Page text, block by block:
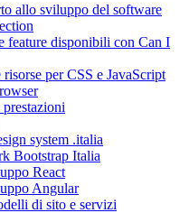
allo sviluppo del software
feature disponibili con Can I
per CSS e JavaScript
system .italia
Bootstrap Italia
React
Angular
di sito e servizi